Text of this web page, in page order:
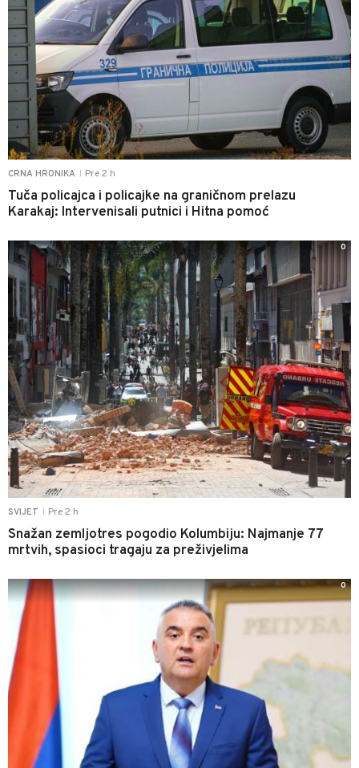
CRNA HRONIKA Pre 2 h
Tuča policajca i policajke na graničnom prelazu
Karakaj: Intervenisali putnici i Hitna pomoć
SVIJET Pre 2 h
Snažan zemljotres pogodio Kolumbiju: Najmanje 77
mrtvih, spasioci tragaju za preživjelima
0
0